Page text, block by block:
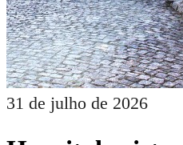
31 de julho de 2026